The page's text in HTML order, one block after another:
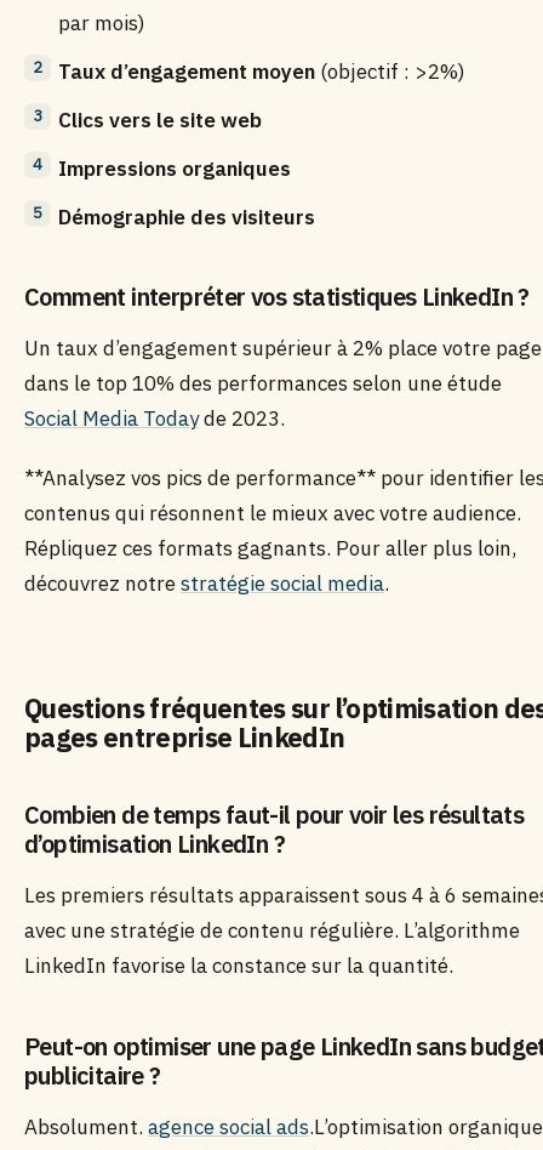
par mois)
Taux d’engagement moyen (objectif : >2%)
Clics vers le site web
Impressions organiques
Démographie des visiteurs
Comment interpréter vos statistiques LinkedIn ?
Un taux d’engagement supérieur à 2% place votre page
dans le top 10% des performances selon une étude
Social Media Todayde 2023.
**Analysez vos pics de performance** pour identifier
contenus qui résonnent le mieux avec votre audience.
Répliquez ces formats gagnants. Pour aller plus loin,
découvrez notrestratégie social media.
Questions fréquentes sur l’optimisation
pages entreprise LinkedIn
Combien de temps faut-il pour voir les résultats
d’optimisation LinkedIn ?
Les premiers résultats apparaissent sous 4 à 6
avec une stratégie de contenu régulière. L’algorithme
LinkedIn favorise la constance sur la quantité.
Peut-on optimiser une page LinkedIn sans
publicitaire ?
Absolument. agence social ads.L’optimisation organique